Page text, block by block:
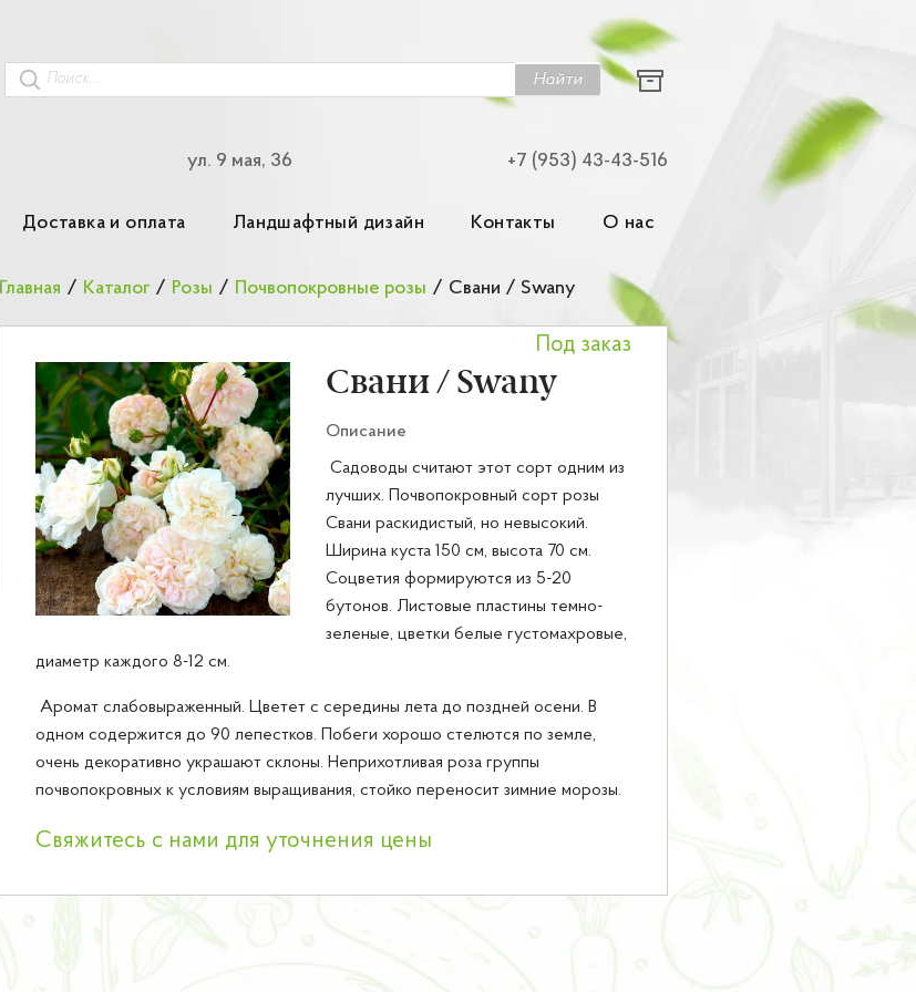
Найти
ул. 9 мая, 36 +7 (953) 43-43-516
Доставка и оплата Ландшафтный дизайн Контакты О нас
Главная / Каталог / Розы / Почвопокровные розы / Свани / Swany
Свани / Swany
Под заказ
Описание
Садоводы считают этот сорт одним из
лучших. Почвопокровный сорт розы
Свани раскидистый, но невысокий.
Ширина куста 150 см, высота 70 см.
Соцветия формируются из 5-20
бутонов. Листовые пластины темно-
зеленые, цветки белые густомахровые,
диаметр каждого 8-12 см.
Аромат слабовыраженный. Цветет с середины лета до поздней осени. В
одном содержится до 90 лепестков. Побеги хорошо стелются по земле,
очень декоративно украшают склоны. Неприхотливая роза группы
почвопокровных к условиям выращивания, стойко переносит зимние морозы.
Свяжитесь с нами для уточнения цены